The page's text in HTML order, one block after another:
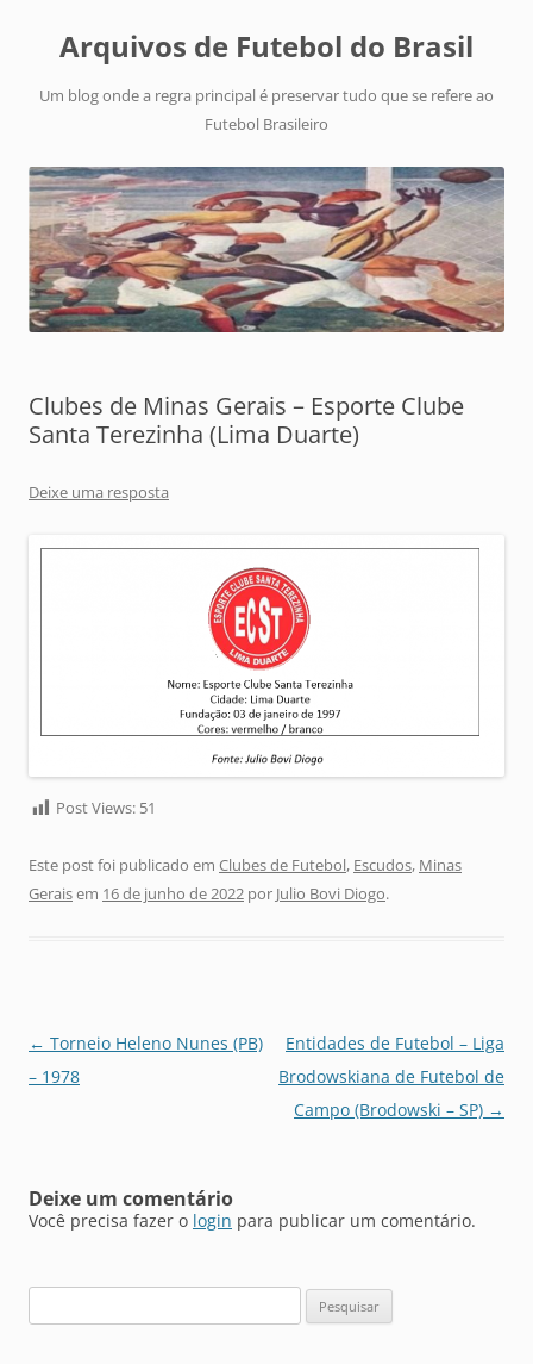
Arquivos de Futebol do Brasil
Um blog onde a regra principal é preservar tudo que se refere ao
Futebol Brasileiro
Clubes de Minas Gerais – Esporte Clube
Santa Terezinha (Lima Duarte)
Deixe uma resposta
Post Views: 51
Este post foi publicado em Clubes de Futebol, Escudos, Minas
Geraisem 16 de junho de 2022 por Julio Bovi Diogo.
Navegação
de
← Torneio Heleno Nunes (PB)
– 1978
Entidades de Futebol – Liga
Brodowskiana de Futebol de
Campo (Brodowski – SP) →
Deixe um comentário
Você precisa fazer o login para publicar um comentário.
por: